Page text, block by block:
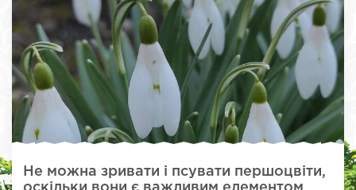
Не можна зривати і псувати першоцвіти,